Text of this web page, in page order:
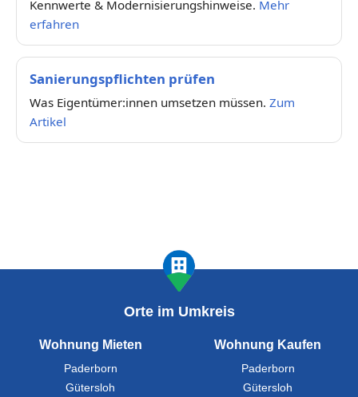
Kennwerte & Modernisierungshinweise. Mehr
erfahren
Sanierungspflichten prüfen
Was Eigentümer:innen umsetzen müssen. Zum
Artikel
Orte im Umkreis
Wohnung Mieten
Paderborn
Gütersloh
Wohnung Kaufen
Paderborn
Gütersloh